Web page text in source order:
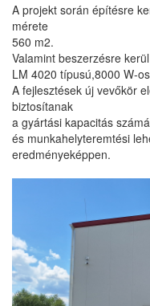
A projekt során építésre
mérete
560 m2.
Valamint beszerzésre
LM 4020 típusú,8000 W-
A fejlesztések új vevőkör
biztosítanak
a gyártási kapacitás
és munkahelyteremtési
eredményeképpen.